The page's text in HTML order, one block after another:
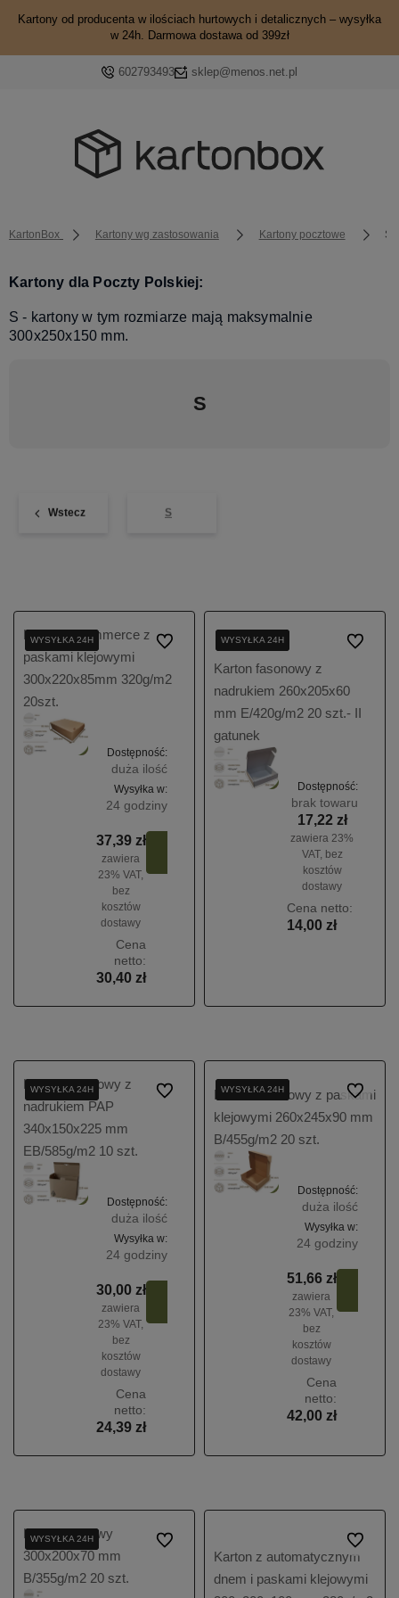
Kartony od producenta w ilościach hurtowych i detalicznych – wysyłka
w 24h. Darmowa dostawa od 399zł
602793493 sklep@menos.net.pl
KartonBox Kartony wg zastosowania Kartony pocztowe S
Kartony dla Poczty Polskiej:
S - kartony w tym rozmiarze mają maksymalnie
300x250x150 mm.
S
Wstecz S
Karton e-commerce z
paskami klejowymi
300x220x85mm 320g/m2
20szt.
WYSYŁKA 24H
WYSYŁKA 24H
WYSYŁKA 24H
Dostępność:
duża ilość
Wysyłka w:
24 godziny
37,39 zł
zawiera
23% VAT,
bez
kosztów
dostawy
Cena
netto:
30,40 zł
Do ulubionych
Karton fasonowy z
nadrukiem 260x205x60
mm E/420g/m2 20 szt.- II
gatunek
WYSYŁKA 24H
WYSYŁKA 24H
WYSYŁKA 24H
Dostępność:
brak towaru
17,22 zł
zawiera 23%
VAT, bez
kosztów
dostawy
Cena netto:
14,00 zł
Do
Karton fasonowy z
nadrukiem PAP
340x150x225 mm
EB/585g/m2 10 szt.
WYSYŁKA 24H
WYSYŁKA 24H
WYSYŁKA 24H
Dostępność:
duża ilość
Wysyłka w:
24 godziny
30,00 zł
zawiera
23% VAT,
bez
kosztów
dostawy
Cena
netto:
24,39 zł
Do ulubionychKarton fasonowy z paskami
klejowymi 260x245x90 mm
B/455g/m2 20 szt.
WYSYŁKA 24H
WYSYŁKA 24H
WYSYŁKA 24H
Dostępność:
duża ilość
Wysyłka w:
24 godziny
51,66 zł
zawiera
23% VAT,
bez
kosztów
dostawy
Cena
netto:
42,00 zł
Do
Karton klapowy
300x200x70 mm
B/355g/m2 20 szt.
WYSYŁKA 24H
WYSYŁKA 24H
WYSYŁKA 24H Do ulubionych
Karton z automatycznym
dnem i paskami klejowymi
Do